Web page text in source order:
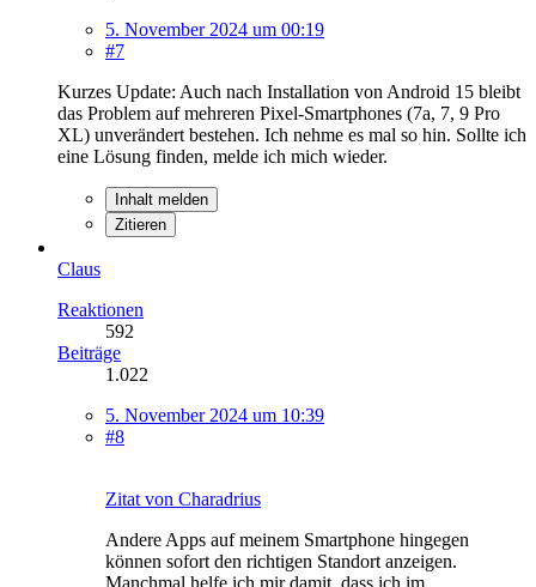
5. November 2024 um 00:19
#7
Kurzes Update: Auch nach Installation von Android 15 bleibt
das Problem auf mehreren Pixel-Smartphones (7a, 7, 9 Pro
XL) unverändert bestehen. Ich nehme es mal so hin. Sollte ich
eine Lösung finden, melde ich mich wieder.
Inhalt melden
Zitieren
Claus
Reaktionen
592
Beiträge
1.022
5. November 2024 um 10:39
#8
Zitat von Charadrius
Andere Apps auf meinem Smartphone hingegen
können sofort den richtigen Standort anzeigen.
Manchmal helfe ich mir damit, dass ich im